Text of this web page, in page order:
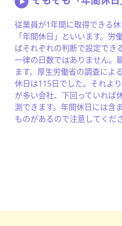
従業員が1年間に取得できる
「年間休日」といいます。
ばそれぞれの判断で設定でき
一律の日数ではありません。
ます。厚生労働省の調査によ
休日は115日でした。それよ
が多い会社、下回っていれば
測できます。年間休日には含
ものがあるので注意してくだ